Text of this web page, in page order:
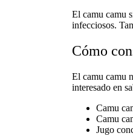
El camu camu
infecciosos.
Cómo
El camu camu
interesado en
Camu
Camu
Jugo